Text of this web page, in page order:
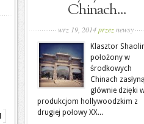
Chinach...
wrz 19, 2014przeznewsy
Klasztor
położony w
środkowych
Chinach
głównie dzięki
produkcjom hollywoodzkim z
drugiej połowy XX...